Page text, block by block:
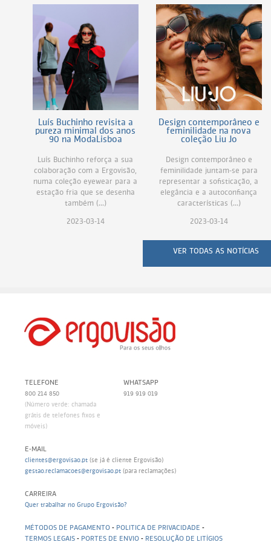
Luís Buchinho revisita a
pureza minimal dos anos
90 na ModaLisboa
Luís Buchinho reforça a sua
colaboração com a Ergovisão,
numa coleção eyewear para a
estação fria que se desenha
também (...)
2023-03-14
Design contemporâneo e
feminilidade na nova
coleção Liu Jo
Design contemporâneo e
feminilidade juntam-se para
representar a sofisticação, a
elegância e a autoconfiança
características (...)
2023-03-14
VER TODAS AS NOTÍCIAS
TELEFONE
800 214 850
(Número verde: chamada
grátis de telefones fixos e
móveis)
WHATSAPP
919 919 019
E-MAIL
clientes@ergovisao.pt (se já é cliente Ergovisão)
gestao.reclamacoes@ergovisao.pt (para reclamações)
CARREIRA
Quer trabalhar no Grupo Ergovisão?
MÉTODOS DE PAGAMENTO - POLITICA DE PRIVACIDADE -
TERMOS LEGAIS - PORTES DE ENVIO - RESOLUÇÃO DE LITÍGIOS